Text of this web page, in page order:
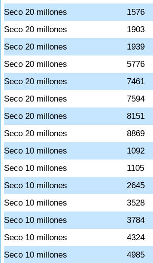
Seco 20 millones
1576
Seco 20 millones
1903
Seco 20 millones
1939
Seco 20 millones
5776
Seco 20 millones
7461
Seco 20 millones
7594
Seco 20 millones
8151
Seco 20 millones
8869
Seco 10 millones
1092
Seco 10 millones
1105
Seco 10 millones
2645
Seco 10 millones
3528
Seco 10 millones
3784
Seco 10 millones
4324
Seco 10 millones
4985